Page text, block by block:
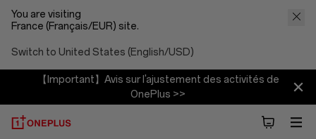
You are visiting
France (Français/EUR) site.
Switch to United States (English/USD)
【Important】Avis sur l'ajustement des activités de
OnePlus >>